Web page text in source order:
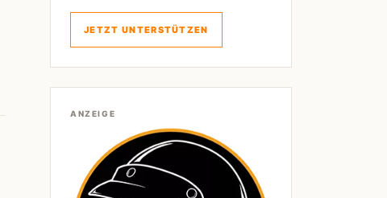
JETZT UNTERSTÜTZEN
ANZEIGE